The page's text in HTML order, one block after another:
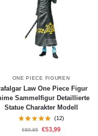
ONE PIECE FIGUREN
Law One Piece Figur
Sammelfigur Detaillierte
Statue Charakter Modell
(12)
€89,85 €53,99